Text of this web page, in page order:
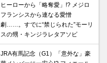
ヒーローから「略奪愛」!? メジロ
フランシスから連なる愛憎
劇……。すでに“禁じられた”モーリ
スの甥・キンジラレタアソビ
JRA有馬記念（G1）「意外な」豪